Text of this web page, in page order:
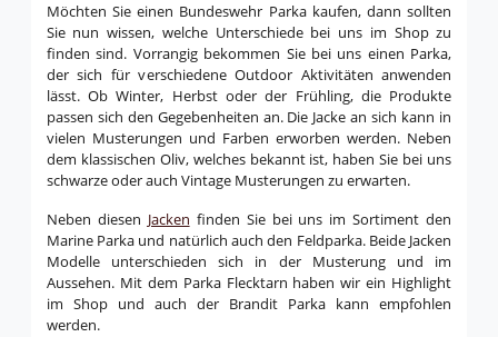
Möchten Sie einen Bundeswehr Parka kaufen, dann sollten
Sie nun wissen, welche Unterschiede bei uns im Shop zu
finden sind. Vorrangig bekommen Sie bei uns einen Parka,
der sich für verschiedene Outdoor Aktivitäten anwenden
lässt. Ob Winter, Herbst oder der Frühling, die Produkte
passen sich den Gegebenheiten an. Die Jacke an sich kann in
vielen Musterungen und Farben erworben werden. Neben
dem klassischen Oliv, welches bekannt ist, haben Sie bei uns
schwarze oder auch Vintage Musterungen zu erwarten.
Neben diesen Jacken finden Sie bei uns im Sortiment den
Marine Parka und natürlich auch den Feldparka. Beide Jacken
Modelle unterschieden sich in der Musterung und im
Aussehen. Mit dem Parka Flecktarn haben wir ein Highlight
im Shop und auch der Brandit Parka kann empfohlen
werden.